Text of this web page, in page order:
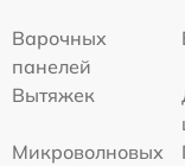
Варочных
панелей
Вытяжек
Микроволновых